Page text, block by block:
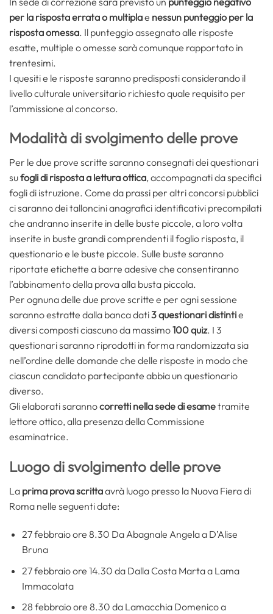
per la risposta errata o multiplae nessun punteggio per la
risposta omessa. Il punteggio assegnato alle risposte
esatte, multiple o omesse sarà comunque rapportato in
trentesimi.
I quesiti e le risposte saranno predisposti considerando il
livello culturale universitario richiesto quale requisito per
l’ammissione al concorso.
Modalità di svolgimento delle prove
Per le due prove scritte saranno consegnati dei questionari
sufogli di risposta a lettura ottica, accompagnati da specifici
fogli di istruzione. Come da prassi per altri concorsi pubblici
ci saranno dei talloncini anagrafici identificativi precompilati
che andranno inserite in delle buste piccole, a loro volta
inserite in buste grandi comprendenti il foglio risposta, il
questionario e le buste piccole. Sulle buste saranno
riportate etichette a barre adesive che consentiranno
l’abbinamento della prova alla busta piccola.
Per ognuna delle due prove scritte e per ogni sessione
saranno estratte dalla banca dati3 questionari distintie
diversi composti ciascuno da massimo100 quiz. I 3
questionari saranno riprodotti in forma randomizzata sia
nell’ordine delle domande che delle risposte in modo che
ciascun candidato partecipante abbia un questionario
diverso.
Gli elaborati sarannocorretti nella sede di esametramite
lettore ottico, alla presenza della Commissione
esaminatrice.
Luogo di svolgimento delle prove
La prima prova scrittaavrà luogo presso la Nuova Fiera di
Roma nelle seguenti date:
27 febbraio ore 8.30 Da Abagnale Angela a D’Alise
Bruna
27 febbraio ore 14.30 da Dalla Costa Marta a Lama
Immacolata
28 febbraio ore 8.30 da Lamacchia Domenico a